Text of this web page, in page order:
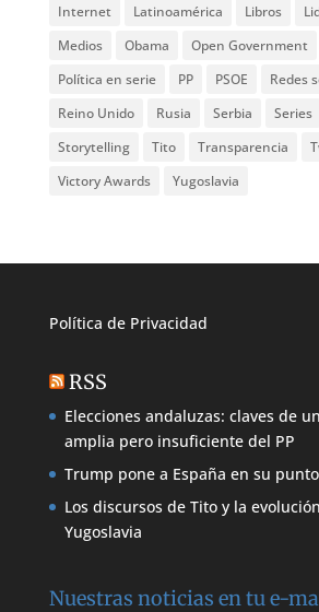
Internet
Latinoamérica Libros
Medios
Obama Open Government
Política en serie
PP PSOE
Redes
Reino Unido
Rusia Serbia Series
Storytelling
Tito Transparencia
Victory Awards
Yugoslavia
Política de Privacidad
RSS
Elecciones andaluzas: claves de
amplia pero insuficiente del PP
Trump pone a España en su
Los discursos de Tito y la
Yugoslavia
Nuestras noticias en tu e-